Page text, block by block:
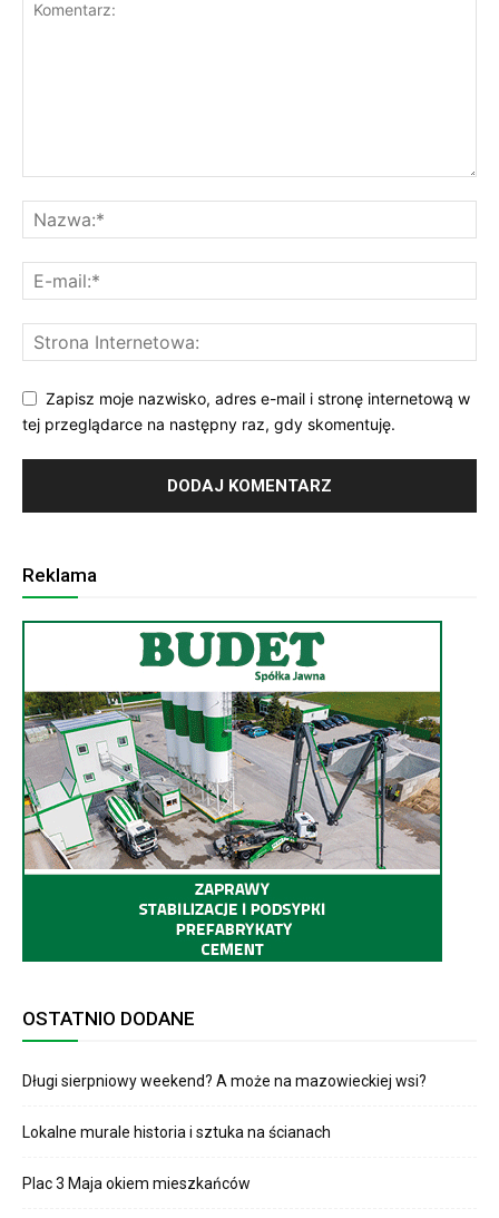
Zapisz moje nazwisko, adres e-mail i stronę internetową w
tej przeglądarce na następny raz, gdy skomentuję.
Reklama
OSTATNIO DODANE
Długi sierpniowy weekend? A może na mazowieckiej wsi?
Lokalne murale historia i sztuka na ścianach
Plac 3 Maja okiem mieszkańców